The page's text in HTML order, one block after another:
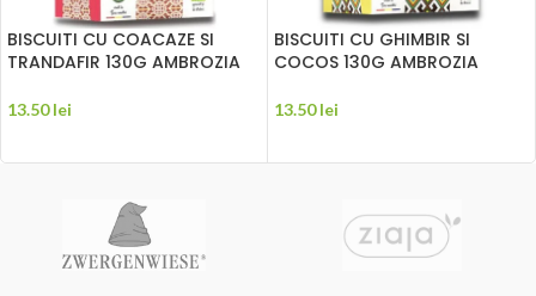
BISCUITI CU COACAZE SI
TRANDAFIR 130G AMBROZIA
13.50lei
BISCUITI CU GHIMBIR SI
COCOS 130G AMBROZIA
13.50lei